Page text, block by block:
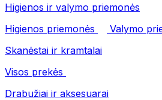
Higienos ir valymo priemonės
Higienos priemonės
Valymo
Skanėstai ir kramtalai
Visos prekės
Drabužiai ir aksesuarai